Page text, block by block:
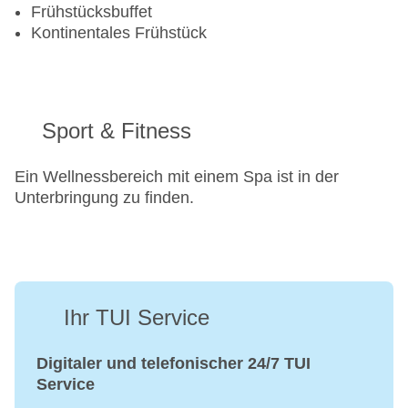
Frühstücksbuffet
Kontinentales Frühstück
Sport & Fitness
Ein Wellnessbereich mit einem Spa ist in der
Unterbringung zu finden.
Ihr TUI Service
Digitaler und telefonischer 24/7 TUI
Service